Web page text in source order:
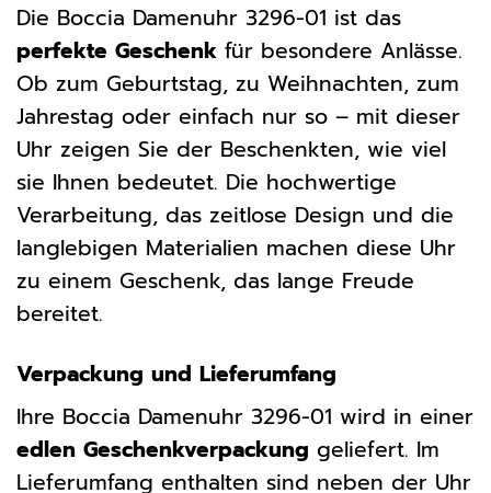
Die Boccia Damenuhr 3296-01 ist das
perfekte Geschenk für besondere Anlässe.
Ob zum Geburtstag, zu Weihnachten, zum
Jahrestag oder einfach nur so – mit dieser
Uhr zeigen Sie der Beschenkten, wie viel
sie Ihnen bedeutet. Die hochwertige
Verarbeitung, das zeitlose Design und die
langlebigen Materialien machen diese Uhr
zu einem Geschenk, das lange Freude
bereitet.
Verpackung und Lieferumfang
Ihre Boccia Damenuhr 3296-01 wird in einer
edlen Geschenkverpackung geliefert. Im
Lieferumfang enthalten sind neben der Uhr